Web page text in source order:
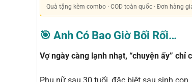
Quà tặng kèm combo · COD toàn quốc · Đơn hàng
🎯 Anh Có Bao Giờ Bối Rối…
Vợ ngày càng lạnh nhạt, “chuyện ấy” chỉ